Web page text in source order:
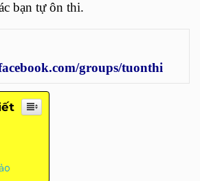
bạn tự ôn thi.
groups/tuonthi